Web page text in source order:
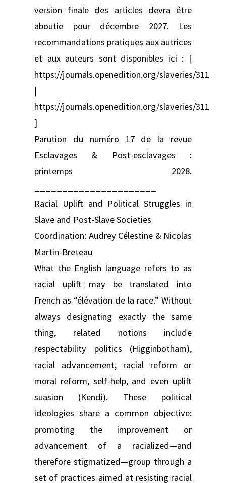
version finale des articles devra être
aboutie pour décembre 2027. Les
recommandations pratiques aux autrices
et aux auteurs sont disponibles ici : [
https://journals.openedition.org/slaveries/311
|
https://journals.openedition.org/slaveries/311
]
Parution du numéro 17 de la revue
Esclavages & Post-esclavages :
printemps 2028.
Racial Uplift and Political Struggles in
Slave and Post-Slave Societies
Coordination: Audrey Célestine & Nicolas
Martin-Breteau
What the English language refers to as
racial uplift may be translated into
French as “élévation de la race.” Without
always designating exactly the same
thing, related notions include
respectability politics (Higginbotham),
racial advancement, racial reform or
moral reform, self-help, and even uplift
suasion (Kendi). These political
ideologies share a common objective:
promoting the improvement or
advancement of a racialized—and
therefore stigmatized—group through a
set of practices aimed at resisting racial